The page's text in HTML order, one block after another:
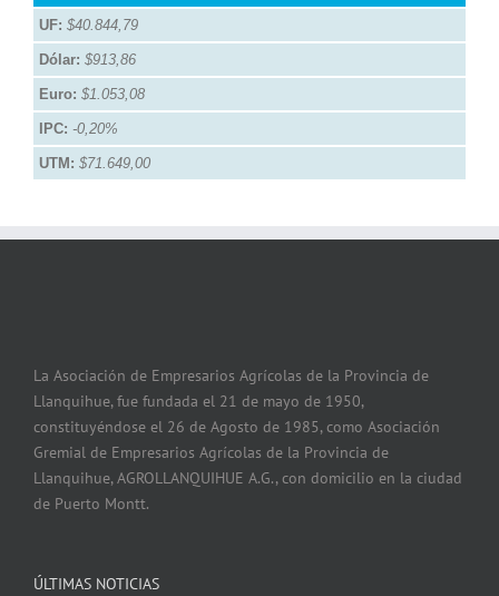
UF: $40.844,79
Dólar: $913,86
Euro: $1.053,08
IPC: -0,20%
UTM: $71.649,00
La Asociación de Empresarios Agrícolas de la Provincia de
Llanquihue, fue fundada el 21 de mayo de 1950,
constituyéndose el 26 de Agosto de 1985, como Asociación
Gremial de Empresarios Agrícolas de la Provincia de
Llanquihue, AGROLLANQUIHUE A.G., con domicilio en la ciudad
de Puerto Montt.
ÚLTIMAS NOTICIAS